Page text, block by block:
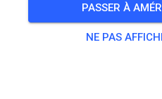
PASSER À
NE PAS